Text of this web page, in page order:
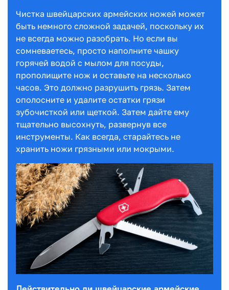
Чистка швейцарских армейских ножей может
быть немного сложной задачей, поскольку их
не всегда можно разобрать. Но если вы
сомневаетесь, просто наполните чашку
горячей водой с мылом для посуды,
прополищите нож и оставьте на несколько
часов. Это должно разрушить грязь. Затем
ополосните и удалите остатки грязи
зубочисткой или щеткой. Затем дайте ему
тщательно высохнуть, развернув все
инструменты. Как всегда, старайтесь не
хранить ножи грязными или мокрыми.